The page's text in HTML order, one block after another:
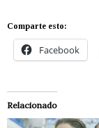
Comparte esto:
Facebook
Relacionado